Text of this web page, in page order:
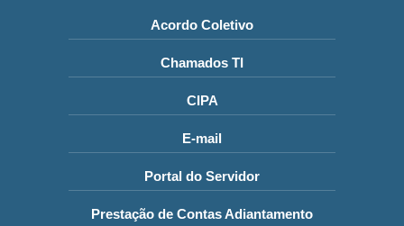
Acordo Coletivo
Chamados TI
CIPA
E-mail
Portal do Servidor
Prestação de Contas Adiantamento